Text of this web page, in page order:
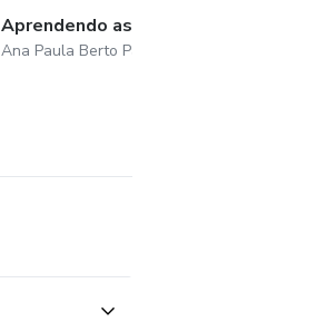
Aprendendo as Letras
Ana Paula Berto Palli